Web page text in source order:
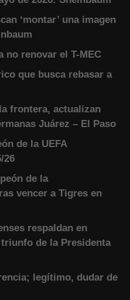
‘montar’ una imagen
no renovar el T-MEC
que busca rebasar a
frontera, actualizan
Juárez – El Paso
de la UEFA
26
de la
vencer a Tigres en
respaldan en
de la Presidenta
legítimo, dudar de